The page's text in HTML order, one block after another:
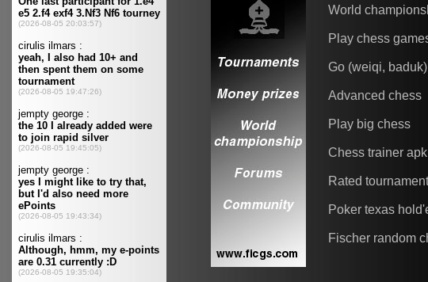
World
Play chess
Go (weiqi, baduk)
Advanced chess
Play big chess
Chess trainer apk
Rated
Poker texas
Fischer random